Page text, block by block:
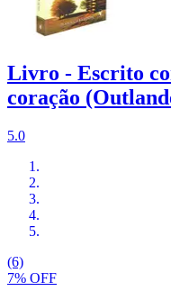
Livro - Escrito
coração
5.0
(6)
7% OFF